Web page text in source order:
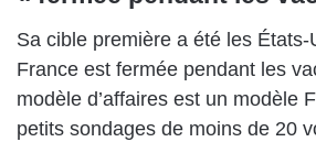
Sa cible première a été les États-
France est fermée pendant les
modèle d’affaires est un modèle
petits sondages de moins de 20